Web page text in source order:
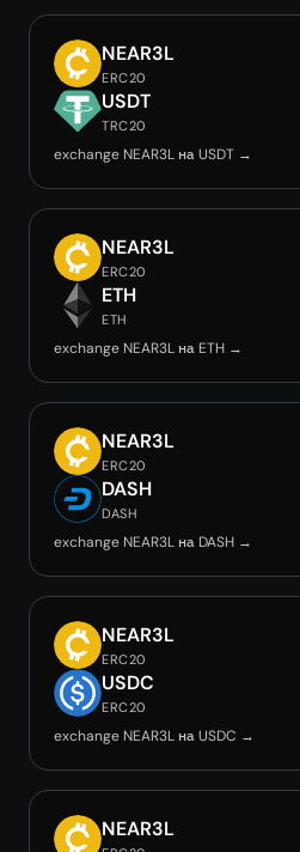
NEAR3L
ERC20
USDT
TRC20
exchange NEAR3L на USDT →
NEAR3L
ERC20
ETH
ETH
exchange NEAR3L на ETH →
NEAR3L
ERC20
DASH
DASH
exchange NEAR3L на DASH →
NEAR3L
ERC20
USDC
ERC20
exchange NEAR3L на USDC →
NEAR3L